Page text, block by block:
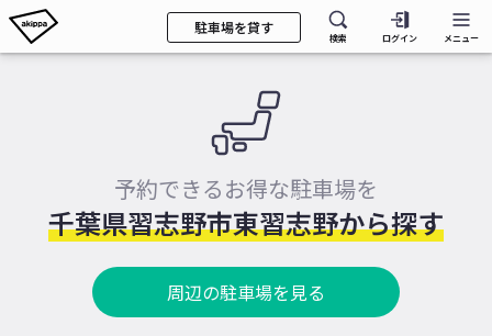
駐車場を貸す
検索 ログイン メニュー
予約できるお得な駐車場を
千葉県習志野市東習志野から探す
周辺の駐車場を見る